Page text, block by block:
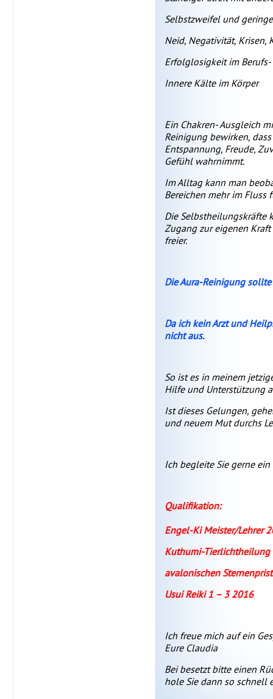
Selbstzweifel und
Neid, Negativität, Krisen,
Erfolglosigkeit im
Innere Kälte im Körper
Ein Chakren- Ausgleich
Reinigung bewirken,
Entspannung, Freude,
Gefühl wahrnimmt.
Im Alltag kann man
Bereichen mehr im
Die Selbstheilungskräfte
Zugang zur eigenen
freier.
Die Aura-Reinigung
Da ich kein Arzt und
nicht aus.
So ist es in meinem
Hilfe und Unterstützung
Ist dieses Gelungen,
und neuem Mut durchs
Ich begleite Sie gerne ein
Qualifikation:
Engel-Ki Meister/Lehrer
Kuthumi-Tierlichtheilung
avalonischen
Usui Reiki 1 – 3 2016
Ich freue mich auf ein
Eure Claudia
Bei besetzt bitte einen
hole Sie dann so schnell